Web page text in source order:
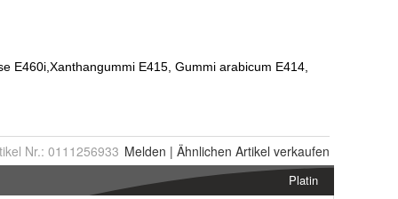
Nr.: 0111256933 Melden | Ähnlichen Artikel verkaufen
Platin